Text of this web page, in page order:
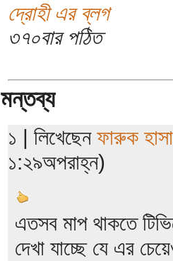
দ্রোহী এর ব্লগ
৩৭০বার পঠিত
মন্তব্য
১ | লিখেছেন ফারুক
১:২৯অপরাহ্ন)
এতসব মাপ থাকতে
দেখা যাচ্ছে যে এর